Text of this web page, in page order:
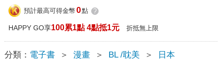
預計最高可得金幣 0點 ?
HAPPY GO享100累1點 4點抵1元 折抵無上限
分類： 電子書 ＞ 漫畫 ＞ BL /耽美 ＞ 日本